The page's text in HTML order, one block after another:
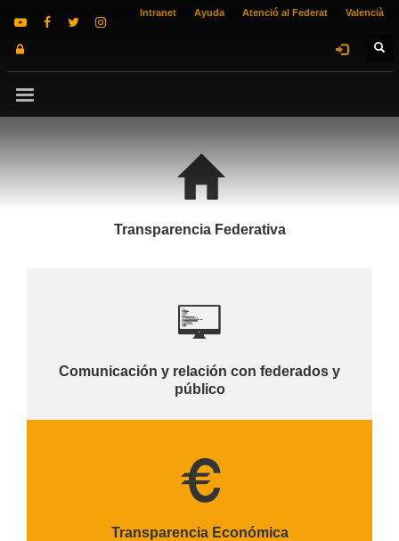
Intranet Ayuda Atenció al Federat Valencià
Transparencia Federativa
Comunicación y relación con federados y
público
Transparencia Económica